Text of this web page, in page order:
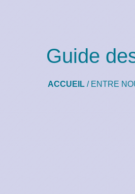
Guide
ACCUEIL / ENTRE